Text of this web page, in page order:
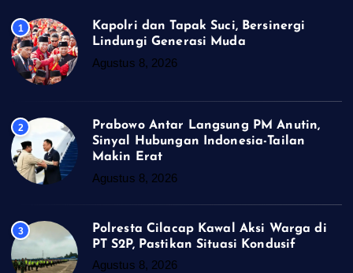
1
Kapolri dan Tapak Suci, Bersinergi
Lindungi Generasi Muda
Agustus 8, 2026
2
Prabowo Antar Langsung PM Anutin,
Sinyal Hubungan Indonesia-Tailan
Makin Erat
Agustus 8, 2026
3
Polresta Cilacap Kawal Aksi Warga di
PT S2P, Pastikan Situasi Kondusif
Agustus 8, 2026